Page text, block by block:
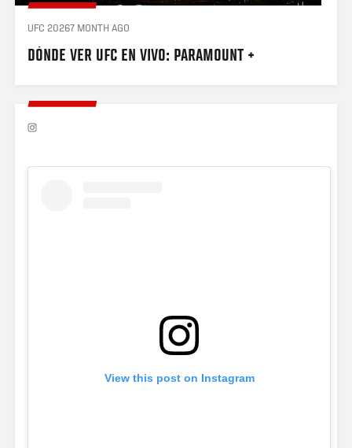
UFC 20267 MONTH AGO
DÓNDE VER UFC EN VIVO: PARAMOUNT +
View this post on Instagram